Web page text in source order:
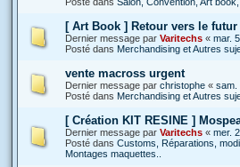
[ Art Book ] Retour vers le futur
Dernier message par Varitechs « mar.
Posté dans Merchandising et Autres
vente macross urgent
Dernier message par christophe « sam.
Posté dans Merchandising et Autres
[ Création KIT RESINE ]
Dernier message par Varitechs « mer.
Posté dans Customs, Réparations,
Montages maquettes..